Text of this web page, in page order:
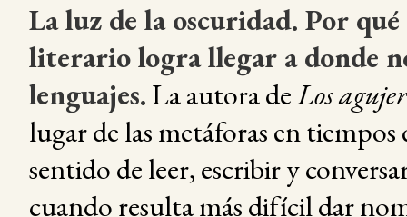
La luz de la oscuridad. Por
literario logra llegar a donde
lenguajes.La autora deLos
lugar de las metáforas en tiempos
sentido de leer, escribir y
cuando resulta más difícil dar